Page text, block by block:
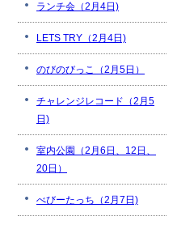
ランチ会（2月4日)
LETS TRY（2月4日)
のびのびっこ（2月5日）
チャレンジレコード（2月5
日)
室内公園（2月6日、12日、
20日）
べびーたっち（2月7日)